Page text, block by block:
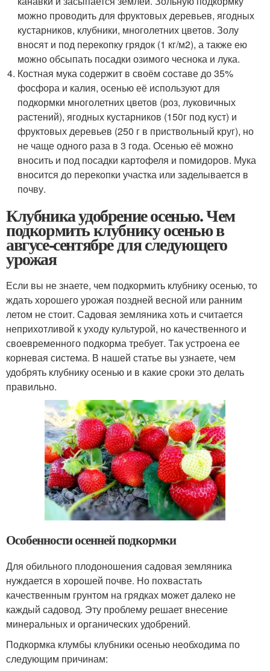
можно проводить для фруктовых деревьев, ягодных
кустарников, клубники, многолетних цветов. Золу
вносят и под перекопку грядок (1 кг/м2), а также ею
можно обсыпать посадки озимого чеснока и лука.
Костная мука содержит в своём составе до 35%
фосфора и калия, осенью её используют для
подкормки многолетних цветов (роз, луковичных
растений), ягодных кустарников (150г под куст) и
фруктовых деревьев (250 г в приствольный круг), но
не чаще одного раза в 3 года. Осенью её можно
вносить и под посадки картофеля и помидоров. Мука
вносится до перекопки участка или заделывается в
почву.
Клубника удобрение осенью. Чем
подкормить клубнику осенью в
авгусе-сентябре для следующего
урожая
Если вы не знаете, чем подкормить клубнику осенью, то
ждать хорошего урожая поздней весной или ранним
летом не стоит. Садовая земляника хоть и считается
неприхотливой к уходу культурой, но качественного и
своевременного подкорма требует. Так устроена ее
корневая система. В нашей статье вы узнаете, чем
удобрять клубнику осенью и в какие сроки это делать
правильно.
Особенности осенней подкормки
Для обильного плодоношения садовая земляника
нуждается в хорошей почве. Но похвастать
качественным грунтом на грядках может далеко не
каждый садовод. Эту проблему решает внесение
минеральных и органических удобрений.
Подкормка клумбы клубники осенью необходима по
следующим причинам: